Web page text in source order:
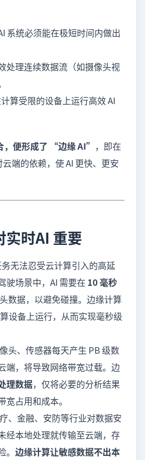
系统必须能在极短时间内做出
处理连续数据流（如摄像头视
算受限的设备上运行高效 AI
，便形成了 “边缘 AI” ，即在
端的依赖，使 AI 更快、更安
实时AI 重要
务无法忍受云计算引入的高延
驶场景中，AI 需要在 10 毫秒
数据，以避免碰撞。边缘计算
设备上运行，从而实现毫秒级
头、传感器每天产生 PB 级数
端，将导致网络带宽过载。边
理数据，仅将必要的分析结果
宽占用和成本。
、金融、安防等行业对数据安
经本地处理就传输至云端，存
边缘计算让敏感数据不出本